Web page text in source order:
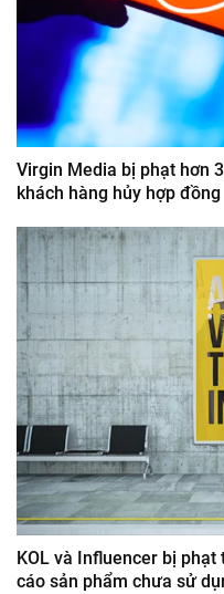
Virgin Media bị phạt hơn
khách hàng hủy hợp đồng
KOL và Influencer bị
cáo sản phẩm chưa sử